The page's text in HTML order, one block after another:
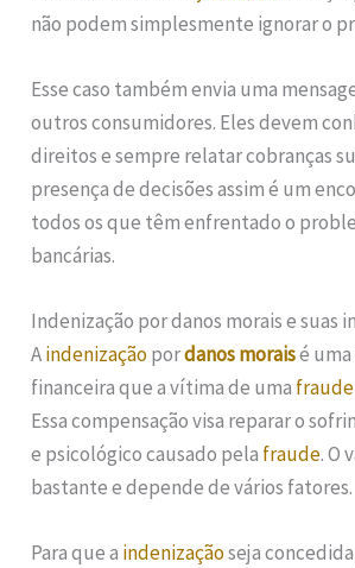
não podem simplesmente ignorar o
Esse caso também envia uma
outros consumidores. Eles devem
direitos e sempre relatar cobranças
presença de decisões assim é um
todos os que têm enfrentado o
bancárias.
Indenização por danos morais e suas
Aindenizaçãopordanos moraisé
financeira que a vítima de uma fraude
Essa compensação visa reparar o
e psicológico causado pela fraude. O
bastante e depende de vários fatores.
Para que a indenizaçãoseja